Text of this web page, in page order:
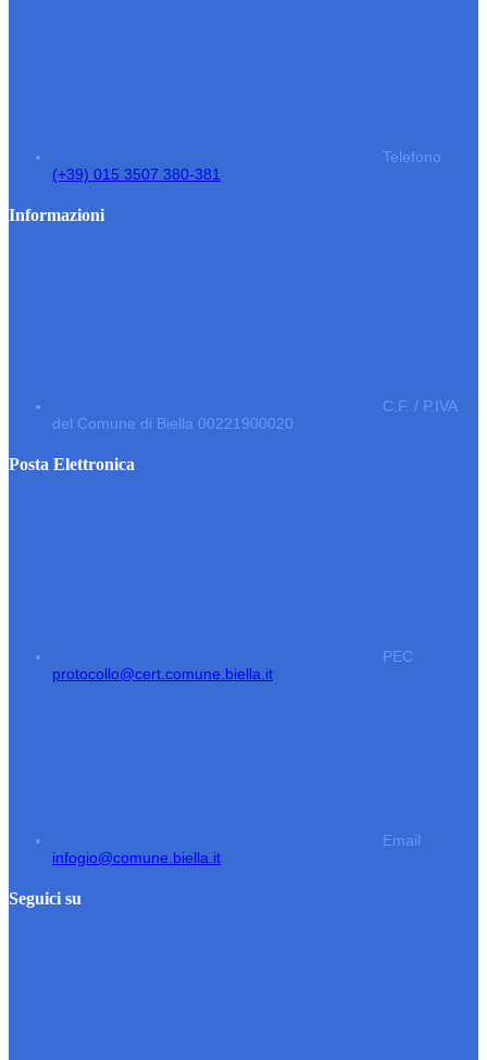
Telefono
(+39) 015 3507 380-381
Informazioni
C.F. / P.IVA
del Comune di Biella 00221900020
Posta Elettronica
PEC
protocollo@cert.comune.biella.it
Email
infogio@comune.biella.it
Seguici su